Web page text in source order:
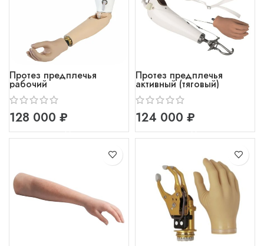
Протез предплечья
рабочий
₽
Протез предплечья
активный (тяговый)
₽